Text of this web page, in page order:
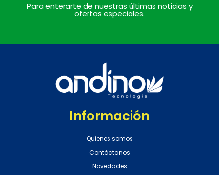
Para enterarte de nuestras últimas noticias y
ofertas especiales.
Información
Quienes somos
Contáctanos
Novedades